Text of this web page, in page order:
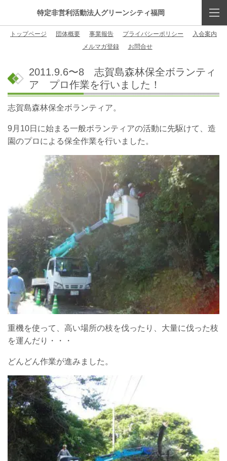
特定非営利活動法人グリーンシティ福岡
トップページ 団体概要 事業報告 プライバシーポリシー
入会案内
メルマガ登録
お問合せ
2011.9.6〜8 志賀島森林保全ボランティ
ア プロ作業を行いました！
志賀島森林保全ボランティア。
9月10日に始まる一般ボランティアの活動に先駆けて、造
園のプロによる保全作業を行いました。
重機を使って、高い場所の枝を伐ったり、大量に伐った枝
を運んだり・・・
どんどん作業が進みました。